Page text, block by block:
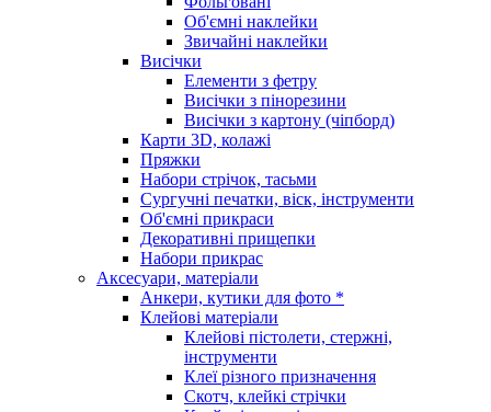
Об'ємні наклейки
Звичайні наклейки
Висічки
Елементи з фетру
Висічки з пінорезини
Висічки з картону (чіпборд)
Карти 3D, колажі
Пряжки
Набори стрічок, тасьми
Сургучні печатки, віск, інструменти
Об'ємні прикраси
Декоративні прищепки
Набори прикрас
Аксесуари, матеріали
Анкери, кутики для фото *
Клейові матеріали
Клейові пістолети, стержні,
інструменти
Клеї різного призначення
Скотч, клейкі стрічки